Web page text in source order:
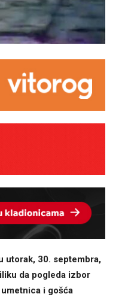
utorak, 30. septembra,
da pogleda izbor
i gošća